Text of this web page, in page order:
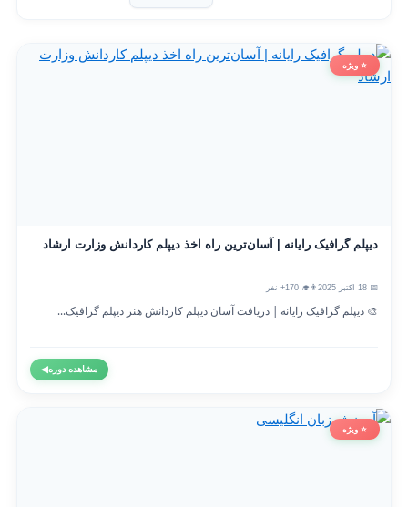
⭐ ویژه
دیپلم گرافیک رایانه | آسان‌ترین راه اخذ دیپلم کاردانش وزارت ارشاد
👨‍🎓 170+ نفر
🎨 دیپلم گرافیک رایانه | دریافت آسان دیپلم کاردانش هنر دیپلم گرافیک...
مشاهده دوره◀
⭐ ویژه